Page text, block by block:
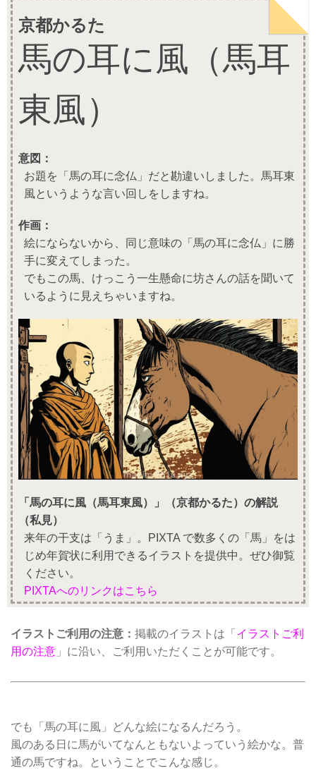
京都かるた
馬の耳に風（馬耳
東風）
意図：
お題を「馬の耳に念仏」だと勘違いしました。馬耳東
風というような言い回しをしますね。
作画：
絵にならないから、同じ意味の「馬の耳に念仏」に勝
手に変えてしまった。
でもこの馬、けっこう一生懸命に坊さんの話を聞いて
いるように見えちゃいますね。
「馬の耳に風（馬耳東風）」（京都かるた）の解説
（私見）
来年の干支は「うま」。PIXTA で数多くの「馬」をは
じめ年賀状に利用できるイラストを提供中。ぜひ御覧
ください。
PIXTAへのリンクはこちら
イラストご利用の注意： 掲載のイラストは「 イラストご利
用の注意 」に沿い、ご利用いただくことが可能です。
でも「馬の耳に風」どんな絵になるんだろう。
風のある日に馬がいてなんともないよっていう絵かな。普
通の馬ですね。ということでこんな感じ。